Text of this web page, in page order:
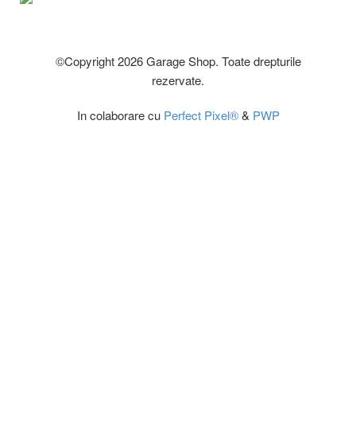
©Copyright 2026 Garage Shop. Toate drepturile
rezervate.
In colaborare cu Perfect Pixel®& PWP